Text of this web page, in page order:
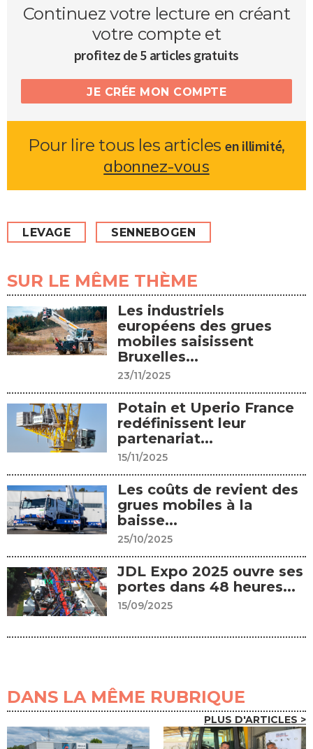
Continuez votre lecture en créant
votre compte et
profitez de 5 articles gratuits
JE CRÉE MON COMPTE
Pour lire tous les articlesen illimité,
abonnez-vous
LEVAGE SENNEBOGEN
SUR LE MÊME THÈME
Les industriels
européens des grues
mobiles saisissent
Bruxelles...
23/11/2025
Potain et Uperio France
redéfinissent leur
partenariat...
15/11/2025
Les coûts de revient des
grues mobiles à la
baisse...
25/10/2025
JDL Expo 2025 ouvre ses
portes dans 48 heures...
15/09/2025
DANS LA MÊME RUBRIQUE
PLUS D'ARTICLES >